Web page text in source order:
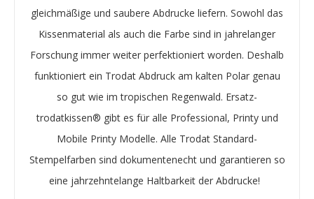
gleichmäßige und saubere Abdrucke liefern. Sowohl das
Kissenmaterial als auch die Farbe sind in jahrelanger
Forschung immer weiter perfektioniert worden. Deshalb
funktioniert ein Trodat Abdruck am kalten Polar genau
so gut wie im tropischen Regenwald. Ersatz-
trodatkissen® gibt es für alle Professional, Printy und
Mobile Printy Modelle. Alle Trodat Standard-
Stempelfarben sind dokumentenecht und garantieren so
eine jahrzehntelange Haltbarkeit der Abdrucke!